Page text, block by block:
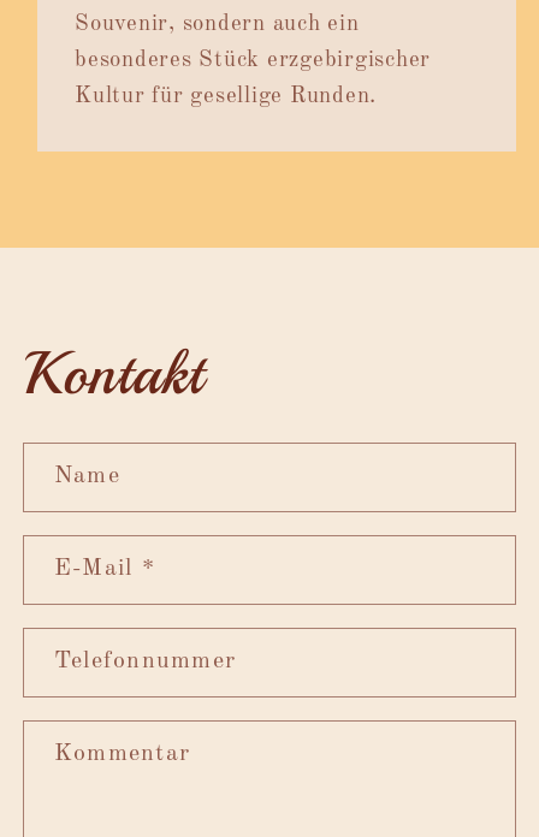
Souvenir, sondern auch ein
besonderes Stück erzgebirgischer
Kultur für gesellige Runden.
Kontakt
Name
E-Mail *
Telefonnummer
Kommentar